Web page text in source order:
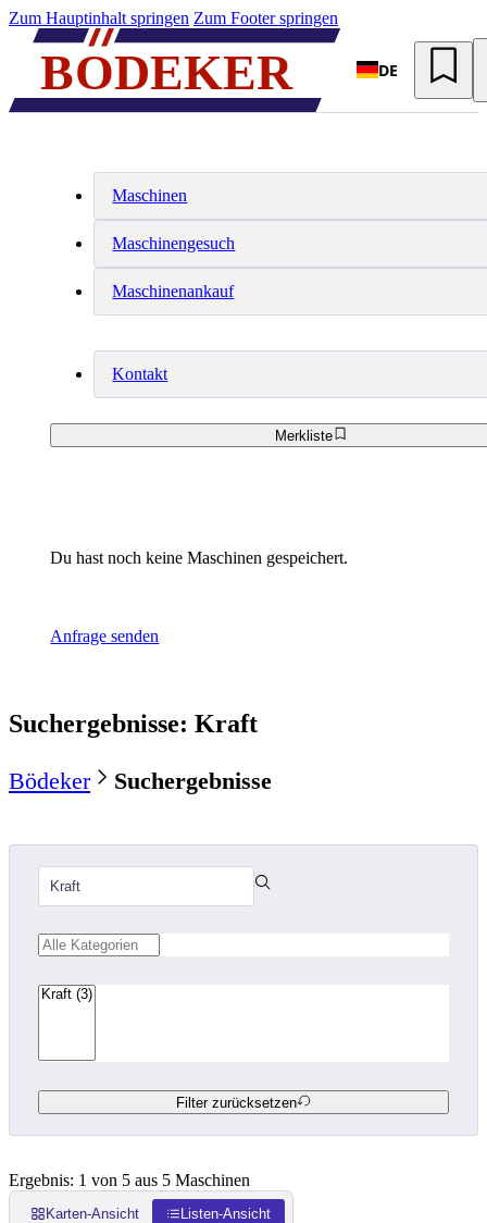
Zum Hauptinhalt springen Zum Footer springen
DE
Maschinen
Maschinengesuch
Maschinenankauf
Kontakt
Merkliste
Du hast noch keine Maschinen gespeichert.
Anfrage senden
Suchergebnisse: Kraft
Bödeker Suchergebnisse
Filter zurücksetzen
Ergebnis: 1 von 5 aus 5 Maschinen
Karten-Ansicht Listen-Ansicht